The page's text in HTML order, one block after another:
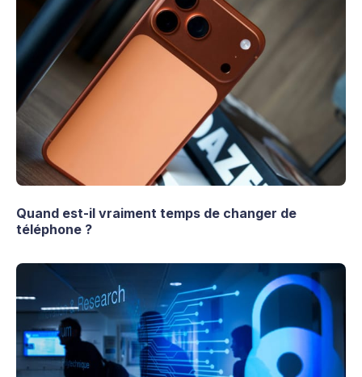
Quand est-il vraiment temps de changer de
téléphone ?